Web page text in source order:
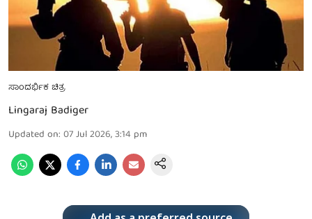
ಸಾಂದರ್ಭಿಕ ಚಿತ್ರ
Lingaraj Badiger
Updated on: 07 Jul 2026, 3:14 pm